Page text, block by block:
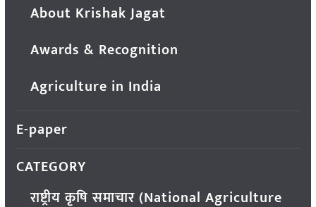
About Krishak Jagat
Awards & Recognition
Agriculture in India
E-paper
CATEGORY
राष्ट्रीय कृषि समाचार (National Agriculture